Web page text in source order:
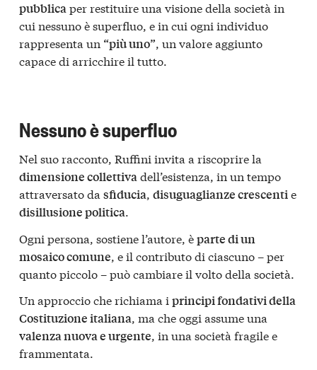
pubblicaper restituire una visione della società in
cui nessuno è superfluo, e in cui ogni individuo
rappresenta un “più uno”, un valore aggiunto
capace di arricchire il tutto.
Nessuno è superfluo
Nel suo racconto, Ruffini invita a riscoprire la
dimensione collettivadell’esistenza, in un tempo
attraversato da sfiducia, disuguaglianze crescentie
disillusione politica.
Ogni persona, sostiene l’autore, èparte di un
mosaico comune, e il contributo di ciascuno – per
quanto piccolo – può cambiare il volto della società.
Un approccio che richiama i principi fondativi della
Costituzione italiana, ma che oggi assume una
valenza nuova e urgente, in una società fragile e
frammentata.